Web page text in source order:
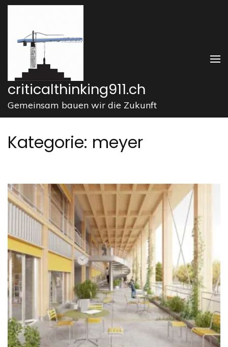
Zum
springen
drücken)
criticalthinking911.ch
Gemeinsam bauen wir die Zukunft
Kategorie: meyer